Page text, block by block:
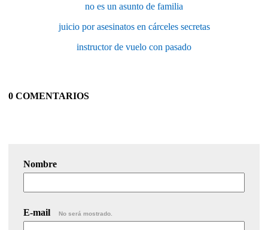
no es un asunto de familia
juicio por asesinatos en cárceles secretas
instructor de vuelo con pasado
0 COMENTARIOS
Nombre
E-mail No será mostrado.